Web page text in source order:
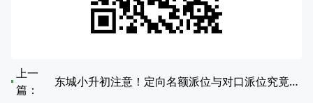
上一
篇：
东城小升初注意！定向名额派位与对口派位究竟有何不同？